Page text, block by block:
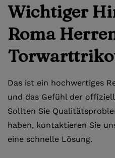
Wichtiger
Roma
Das ist ein hochwertiges
und das Gefühl der
Sollten Sie
haben, kontaktieren Sie
eine schnelle Lösung.